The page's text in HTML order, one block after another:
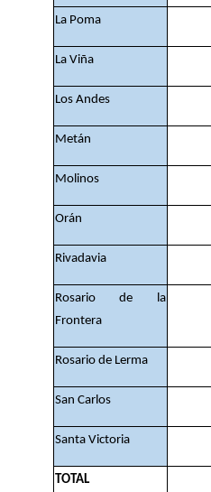
La Poma
La Viña
Los Andes
Metán
Molinos
Orán
Rivadavia
Rosario de la
Frontera
Rosario de Lerma
San Carlos
Santa Victoria
TOTAL